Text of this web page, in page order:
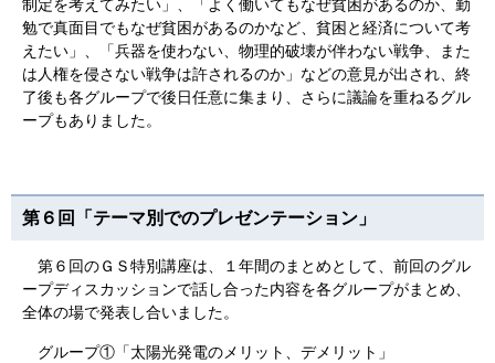
制定を考えてみたい」、「よく働いてもなぜ貧困があるのか、勤
勉で真面目でもなぜ貧困があるのかなど、貧困と経済について考
えたい」、「兵器を使わない、物理的破壊が伴わない戦争、また
は人権を侵さない戦争は許されるのか」などの意見が出され、終
了後も各グループで後日任意に集まり、さらに議論を重ねるグル
ープもありました。
第６回「テーマ別でのプレゼンテーション」
第６回のＧＳ特別講座は、１年間のまとめとして、前回のグル
ープディスカッションで話し合った内容を各グループがまとめ、
全体の場で発表し合いました。
グループ①「太陽光発電のメリット、デメリット」